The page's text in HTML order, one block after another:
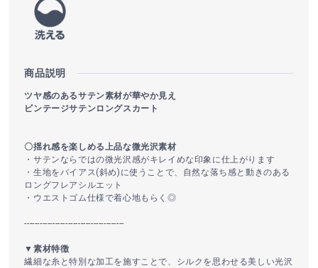
商品説明
ツヤ感のあるサテン素材が華やか見え
ビンテージサテンロングスカート
〇揺れ感を楽しめる上品な微光沢素材
・サテンならではの微光沢感がキレイめな印象に仕上がります
・生地をバイアス(斜め)に使うことで、自然な落ち感と動きのある
ロングフレアシルエット
・ウエストゴム仕様で着心地もらく◎
---------------------------------------
▼素材特徴
繊細な糸と特別な加工を施すことで、シルクを思わせる美しい光沢